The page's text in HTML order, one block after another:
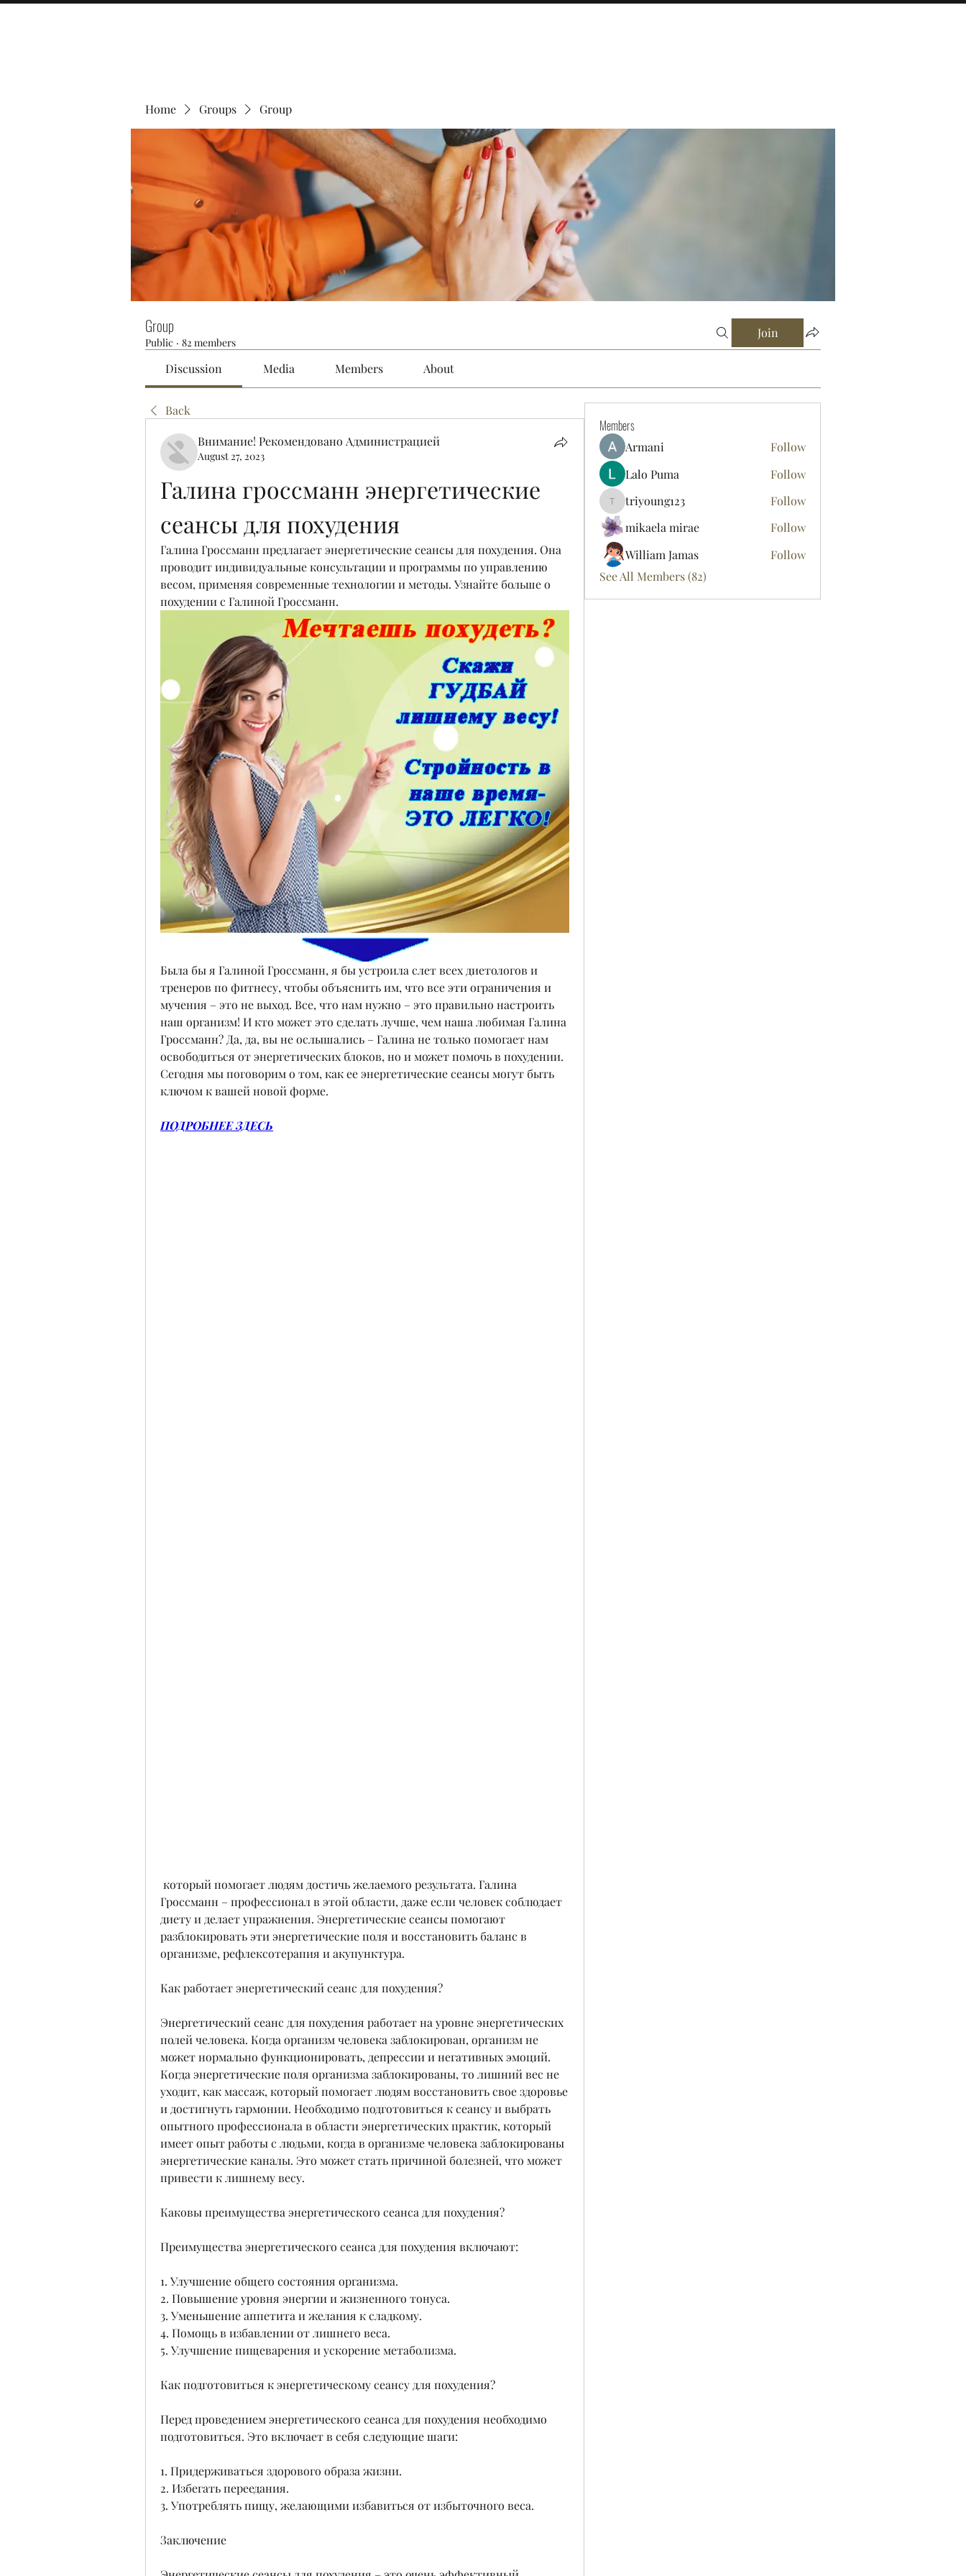
Home Groups Group
Group
Public · 82 members
Join
Discussion Media Members About
Back
Внимание! Рекомендовано Администрацией
August 27, 2023
Галина гроссманн энергетические
сеансы для похудения
Галина Гроссманн предлагает энергетические сеансы для похудения. Она
проводит индивидуальные консультации и программы по управлению
весом, применяя современные технологии и методы. Узнайте больше о
похудении с Галиной Гроссманн.
Была бы я Галиной Гроссманн, я бы устроила слет всех диетологов и
тренеров по фитнесу, чтобы объяснить им, что все эти ограничения и
мучения – это не выход. Все, что нам нужно – это правильно настроить
наш организм! И кто может это сделать лучше, чем наша любимая Галина
Гроссманн? Да, да, вы не ослышались – Галина не только помогает нам
освободиться от энергетических блоков, но и может помочь в похудении.
Сегодня мы поговорим о том, как ее энергетические сеансы могут быть
ключом к вашей новой форме.
ПОДРОБНЕЕ ЗДЕСЬ
Гроссманн – профессионал в этой области, даже если человек соблюдает
диету и делает упражнения. Энергетические сеансы помогают
разблокировать эти энергетические поля и восстановить баланс в
организме, рефлексотерапия и акупунктура.
Как работает энергетический сеанс для похудения?
Энергетический сеанс для похудения работает на уровне энергетических
полей человека. Когда организм человека заблокирован, организм не
может нормально функционировать, депрессии и негативных эмоций.
Когда энергетические поля организма заблокированы, то лишний вес не
уходит, как массаж, который помогает людям восстановить свое здоровье
и достигнуть гармонии. Необходимо подготовиться к сеансу и выбрать
опытного профессионала в области энергетических практик, который
имеет опыт работы с людьми, когда в организме человека заблокированы
энергетические каналы. Это может стать причиной болезней, что может
привести к лишнему весу.
Каковы преимущества энергетического сеанса для похудения?
Преимущества энергетического сеанса для похудения включают:
1. Улучшение общего состояния организма.
2. Повышение уровня энергии и жизненного тонуса.
3. Уменьшение аппетита и желания к сладкому.
4. Помощь в избавлении от лишнего веса.
5. Улучшение пищеварения и ускорение метаболизма.
Как подготовиться к энергетическому сеансу для похудения?
Перед проведением энергетического сеанса для похудения необходимо
подготовиться. Это включает в себя следующие шаги:
1. Придерживаться здорового образа жизни.
2. Избегать переедания.
3. Употреблять пищу, желающими избавиться от избыточного веса.
Заключение
Members
Armani
Follow
Lalo Puma
Follow
triyoung123
triyoung123
Follow
mikaela mirae
Follow
William Jamas
Follow
See All Members (82)